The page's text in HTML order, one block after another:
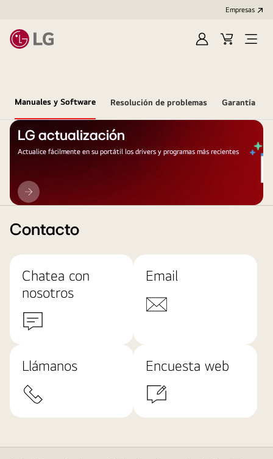
Empresas
IniciarCarritoOpen
Manuales y Software Resolución de problemas Garantía
LG actualización
Actualice fácilmente en su portátil los drivers y programas más recientes
LG
actualización
Contacto
Chatea con
nosotros
Email
Llámanos Encuesta web